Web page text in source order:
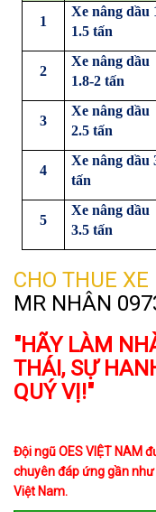
1
Xe nâng dầu
1.5 tấn
2
Xe nâng dầu
1.8-2 tấn
3
Xe nâng dầu
2.5 tấn
4
Xe nâng dầu
tấn
5
Xe nâng dầu
3.5 tấn
CHO THUE
MR NHÂN
"HÃY LÀM
THÁI, SỰ
QUÝ VỊ!"
Đội ngũ OES VIỆT NAM
chuyên đáp ứng gần
Việt Nam.